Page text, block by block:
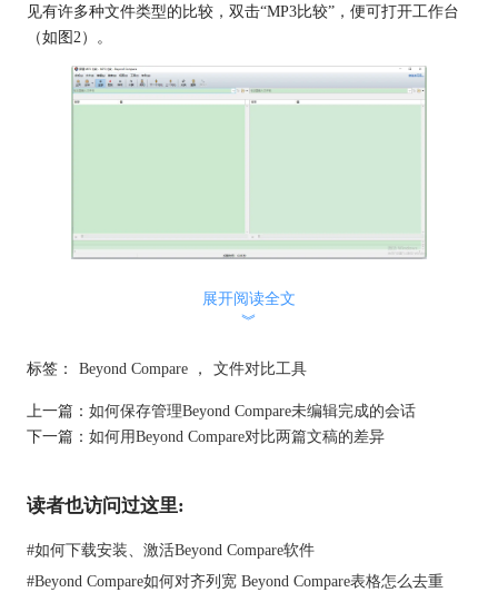
见有许多种文件类型的比较，双击“MP3比较”，便可打开工作台
（如图2）。
下面我们来看具体如何比较吧！
1.添加音频文件
展开阅读全文
︾
标签： Beyond Compare ， 文件对比工具
上一篇： 如何保存管理Beyond Compare未编辑完成的会话
下一篇： 如何用Beyond Compare对比两篇文稿的差异
读者也访问过这里:
#如何下载安装、激活Beyond Compare软件
#Beyond Compare如何对齐列宽 Beyond Compare表格怎么去重